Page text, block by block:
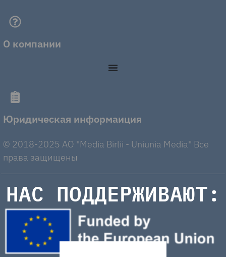
О компании
Юридическая информаиция
© 2018-2025 AO "Media Birlii - Uniunia Media" Все
права защищены
НАС ПОДДЕРЖИВАЮТ: